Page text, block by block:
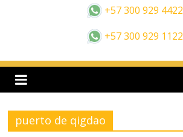
a
n
o
+57 300 929 4422
+57 300 929 1122
puerto de qigdao